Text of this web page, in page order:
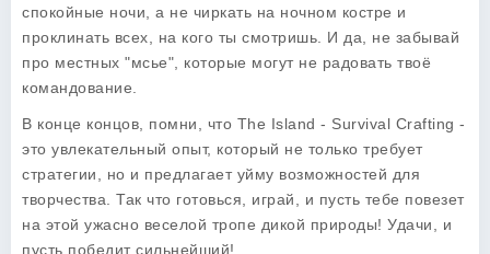
спокойные ночи, а не чиркать на ночном костре и
проклинать всех, на кого ты смотришь. И да, не забывай
про местных "мсье", которые могут не радовать твоё
командование.
В конце концов, помни, что The Island - Survival Crafting -
это увлекательный опыт, который не только требует
стратегии, но и предлагает уйму возможностей для
творчества. Так что готовься, играй, и пусть тебе повезет
на этой ужасно веселой тропе дикой природы! Удачи, и
пусть победит сильнейший!